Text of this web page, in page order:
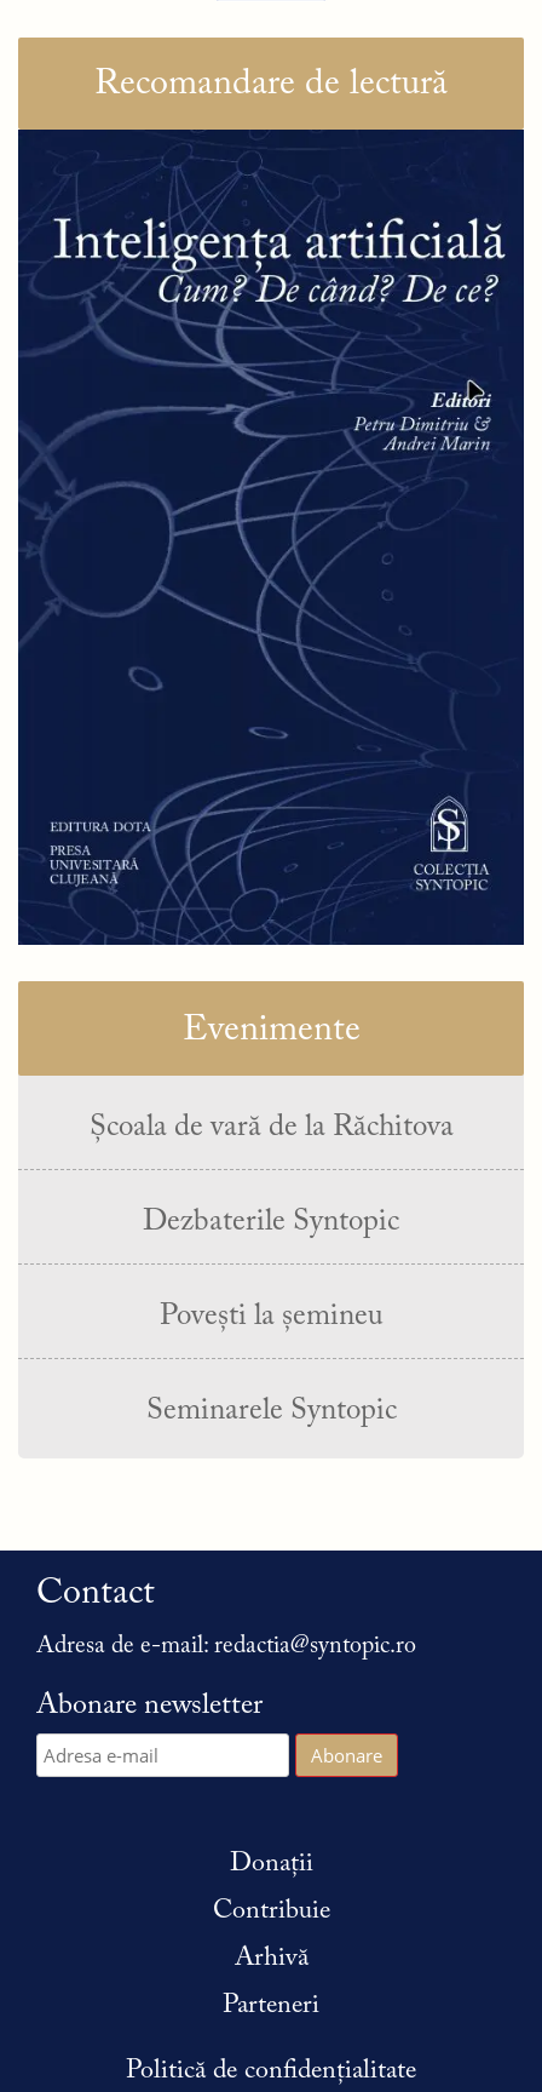
Recomandare de lectură
Evenimente
Școala de vară de la Răchitova
Dezbaterile Syntopic
Povești la șemineu
Seminarele Syntopic
Contact
Adresa de e-mail: redactia@syntopic.ro
Abonare newsletter
Donații
Contribuie
Arhivă
Parteneri
Politică de confidențialitate